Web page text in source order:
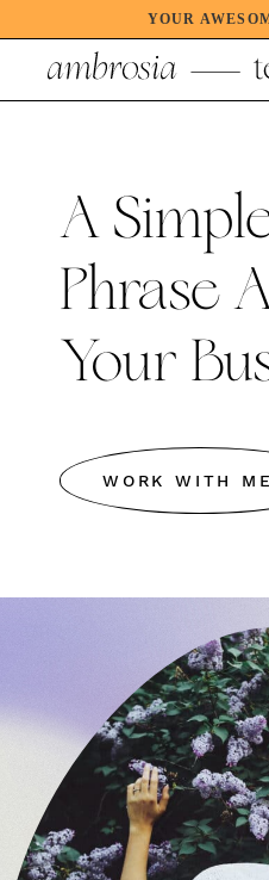
YOUR
A
Phrase
Your
WORK WITH ME